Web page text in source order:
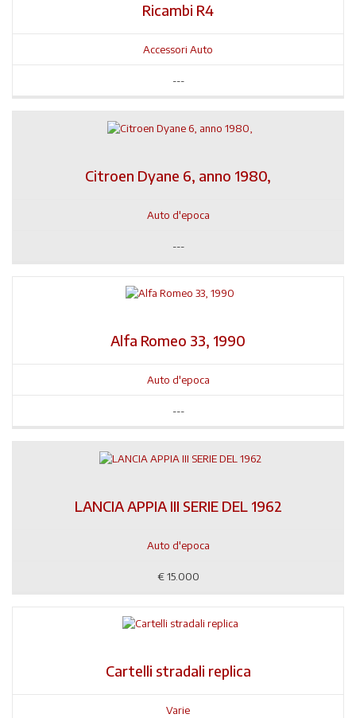
Ricambi R4
Accessori Auto
---
Citroen Dyane 6, anno 1980,
Auto d'epoca
---
Alfa Romeo 33, 1990
Auto d'epoca
---
LANCIA APPIA III SERIE DEL 1962
Auto d'epoca
€ 15.000
Cartelli stradali replica
Varie